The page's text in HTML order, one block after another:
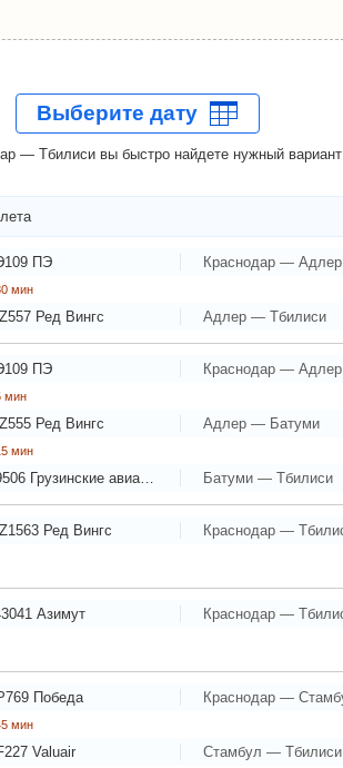
— Тбилиси вы быстро найдете нужный
ПЭ Краснодар — Адлер
мин
Ред Вингс Адлер — Тбилиси
ПЭ Краснодар — Адлер
мин
Ред Вингс Адлер — Батуми
мин
Грузинские авиалинии Батуми — Тбилиси
Ред Вингс Краснодар —
Азимут Краснодар —
Победа Краснодар —
мин
Valuair Стамбул — Тбилиси